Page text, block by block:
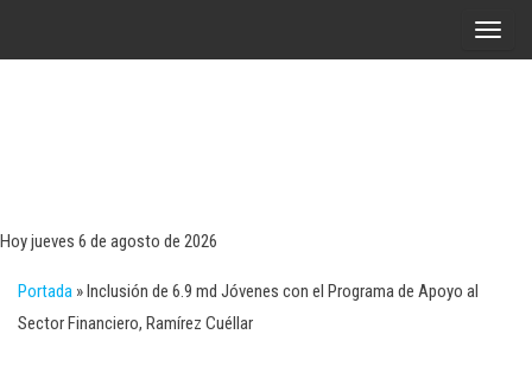
A
Hoy jueves 6 de agosto de 2026
Portada »Inclusión de 6.9 md Jóvenes con el Programa de Apoyo al
Sector Financiero, Ramírez Cuéllar